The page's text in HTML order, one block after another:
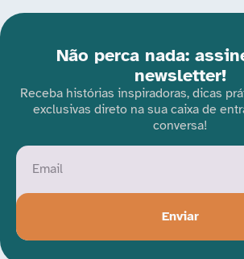
Não perca nada:
newsletter!
Receba histórias inspiradoras, dicas
exclusivas direto na sua caixa de
conversa!
Enviar